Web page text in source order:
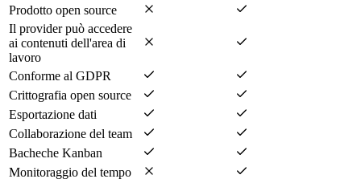
Prodotto open source
Il provider può accedere
ai contenuti dell'area di
lavoro
Conforme al GDPR
Crittografia open source
Esportazione dati
Collaborazione del team
Bacheche Kanban
Monitoraggio del tempo